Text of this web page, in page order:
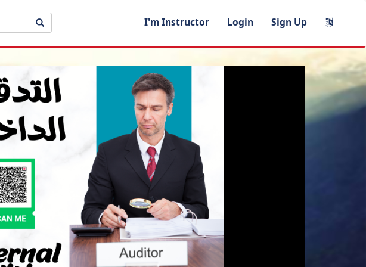
I'm Instructor Login Sign Up